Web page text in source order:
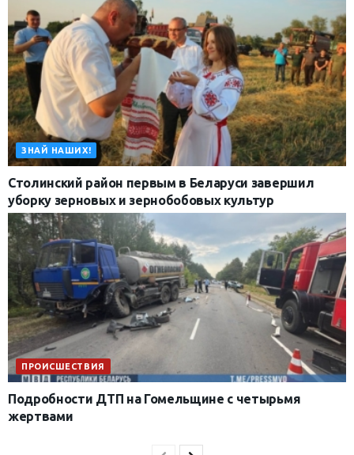
ЗНАЙ НАШИХ!
Столинский район первым в Беларуси завершил
уборку зерновых и зернобобовых культур
ПРОИСШЕСТВИЯ
Подробности ДТП на Гомельщине с четырьмя
жертвами